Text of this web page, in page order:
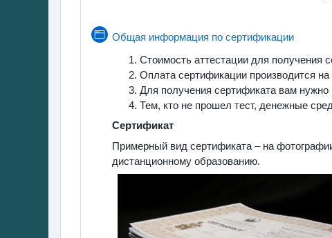
Общая информация по сертификации
Страница
Стоимость аттестации для получения
Оплата сертификации производится на
Для получения сертификата вам нужно
Тем, кто не прошел тест, денежные
Сертификат
Примерный вид сертификата – на
дистанционному образованию.